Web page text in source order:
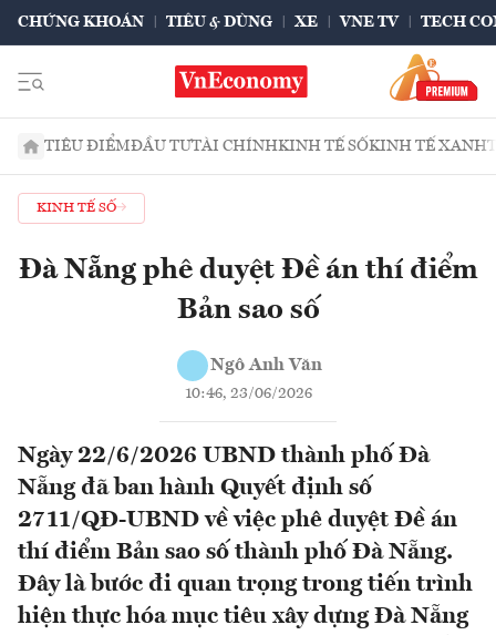
CHỨNG KHOÁN TIÊU & DÙNG XE VNE TV TECH
TIÊU ĐIỂMĐẦU TƯTÀI CHÍNHKINH TẾ SỐKINH TẾ XANH
KINH TẾ SỐ
Đà Nẵng phê duyệt Đề án thí điểm
Bản sao số
Ngô Anh Văn
10:46, 23/06/2026
Ngày 22/6/2026 UBND thành phố Đà
Nẵng đã ban hành Quyết định số
2711/QĐ-UBND về việc phê duyệt Đề án
thí điểm Bản sao số thành phố Đà Nẵng.
Đây là bước đi quan trọng trong tiến trình
hiện thực hóa mục tiêu xây dựng Đà Nẵng